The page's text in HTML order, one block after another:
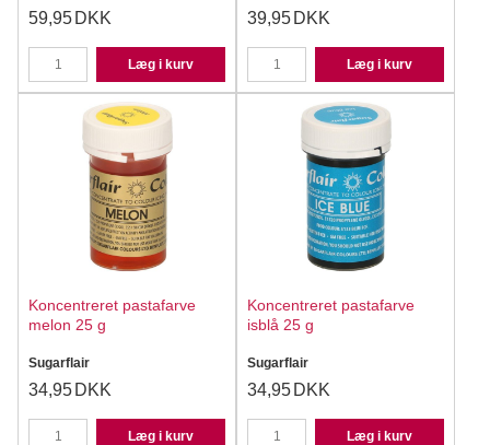
59,95 DKK
Læg i kurv
39,95 DKK
Læg i kurv
Koncentreret pastafarve
melon 25 g
Sugarflair
34,95 DKK
Læg i kurv
Koncentreret pastafarve
isblå 25 g
Sugarflair
34,95 DKK
Læg i kurv